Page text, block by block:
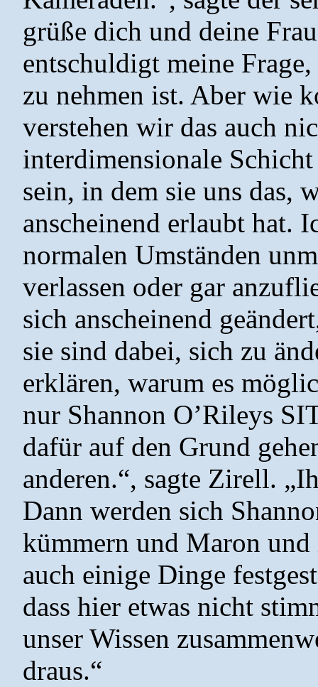
grüße dich und deine
entschuldigt meine
zu nehmen ist. Aber wie
verstehen wir das auch
interdimensionale
sein, in dem sie uns das,
anscheinend erlaubt hat.
normalen Umständen
verlassen oder gar
sich anscheinend
sie sind dabei, sich zu
erklären, warum es
nur Shannon O’Rileys
dafür auf den Grund
anderen.“, sagte Zirell.
Dann werden sich
kümmern und Maron
auch einige Dinge
dass hier etwas nicht
unser Wissen
draus.“